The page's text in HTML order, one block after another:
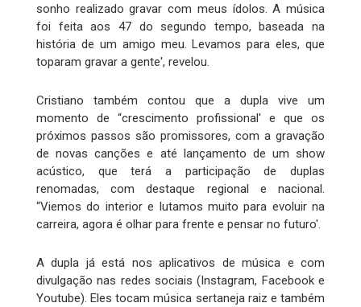
sonho realizado gravar com meus ídolos. A música
foi feita aos 47 do segundo tempo, baseada na
história de um amigo meu. Levamos para eles, que
toparam gravar a gente', revelou.
Cristiano também contou que a dupla vive um
momento de “crescimento profissional' e que os
próximos passos são promissores, com a gravação
de novas canções e até lançamento de um show
acústico, que terá a participação de duplas
renomadas, com destaque regional e nacional.
“Viemos do interior e lutamos muito para evoluir na
carreira, agora é olhar para frente e pensar no futuro'.
A dupla já está nos aplicativos de música e com
divulgação nas redes sociais (Instagram, Facebook e
Youtube). Eles tocam música sertaneja raiz e também